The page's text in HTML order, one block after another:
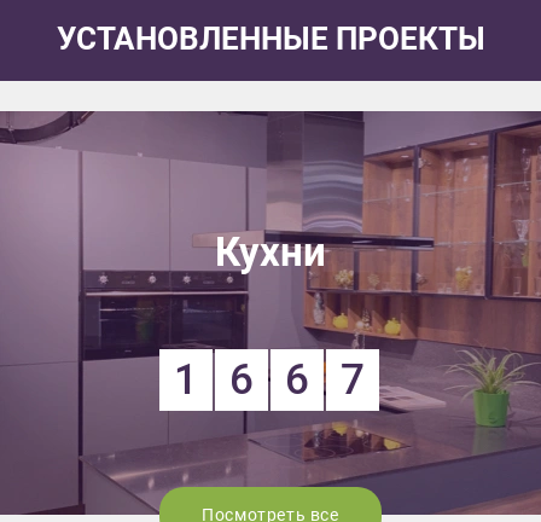
УСТАНОВЛЕННЫЕ ПРОЕКТЫ
Кухни
1 6 6 7
Посмотреть все